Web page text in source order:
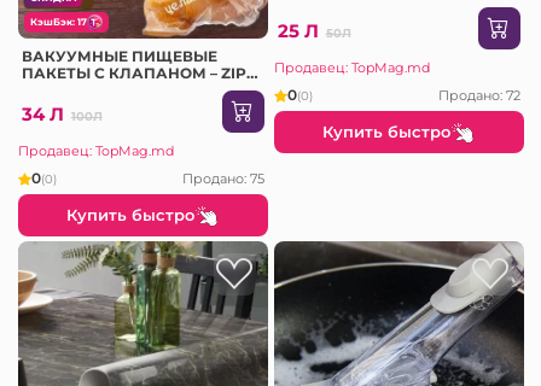
КэшБэк: 17
ВАКУУМНЫЕ ПИЩЕВЫЕ
ПАКЕТЫ С КЛАПАНОМ – ZIP
ЛОК, МНОГОРАЗОВЫЕ 30*34
CM (XK214)
34 Л 100Л
Продавец: TopMag.md
0(0) Продано: 75
Купить быстро
25 Л 50Л
Продавец: TopMag.md
0(0) Продано: 72
Купить быстро